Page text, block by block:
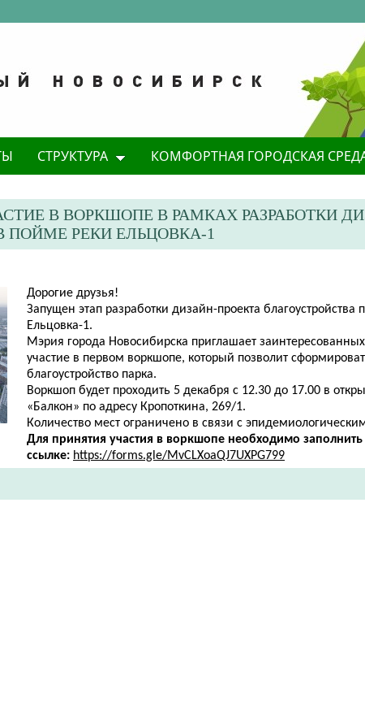
СТРУКТУРА КОМФОРТНАЯ ГОРОДСКАЯ
В ВОРКШОПЕ В РАМКАХ РАЗРАБОТКИ
ПОЙМЕ РЕКИ ЕЛЬЦОВКА-1
Дорогие друзья!
Запущен этап разработки дизайн-проекта благоустройства
Ельцовка-1.
Мэрия города Новосибирска приглашает
участие в первом воркшопе, который позволит
благоустройство парка.
Воркшоп будет проходить 5 декабря с 12.30 до 17.00 в
«Балкон» по адресу ​Кропоткина, 269/1.
Количество мест ограничено в связи с
Для принятия участия в воркшопе необходимо
ссылке: https://forms.gle/MvCLXoaQJ7UXPG799